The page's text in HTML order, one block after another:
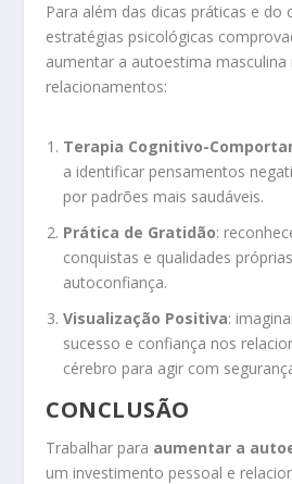
Para além das dicas práticas e do
estratégias psicológicas
aumentar a autoestima masculina
relacionamentos:
Terapia Cognitivo-
a identificar pensamentos
por padrões mais saudáveis.
Prática de Gratidão:
conquistas e qualidades
autoconfiança.
Visualização Positiva:
sucesso e confiança nos
cérebro para agir com
CONCLUSÃO
Trabalhar para aumentar a
um investimento pessoal e